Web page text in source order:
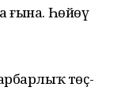
ғына. Һөйөү
төҫ-